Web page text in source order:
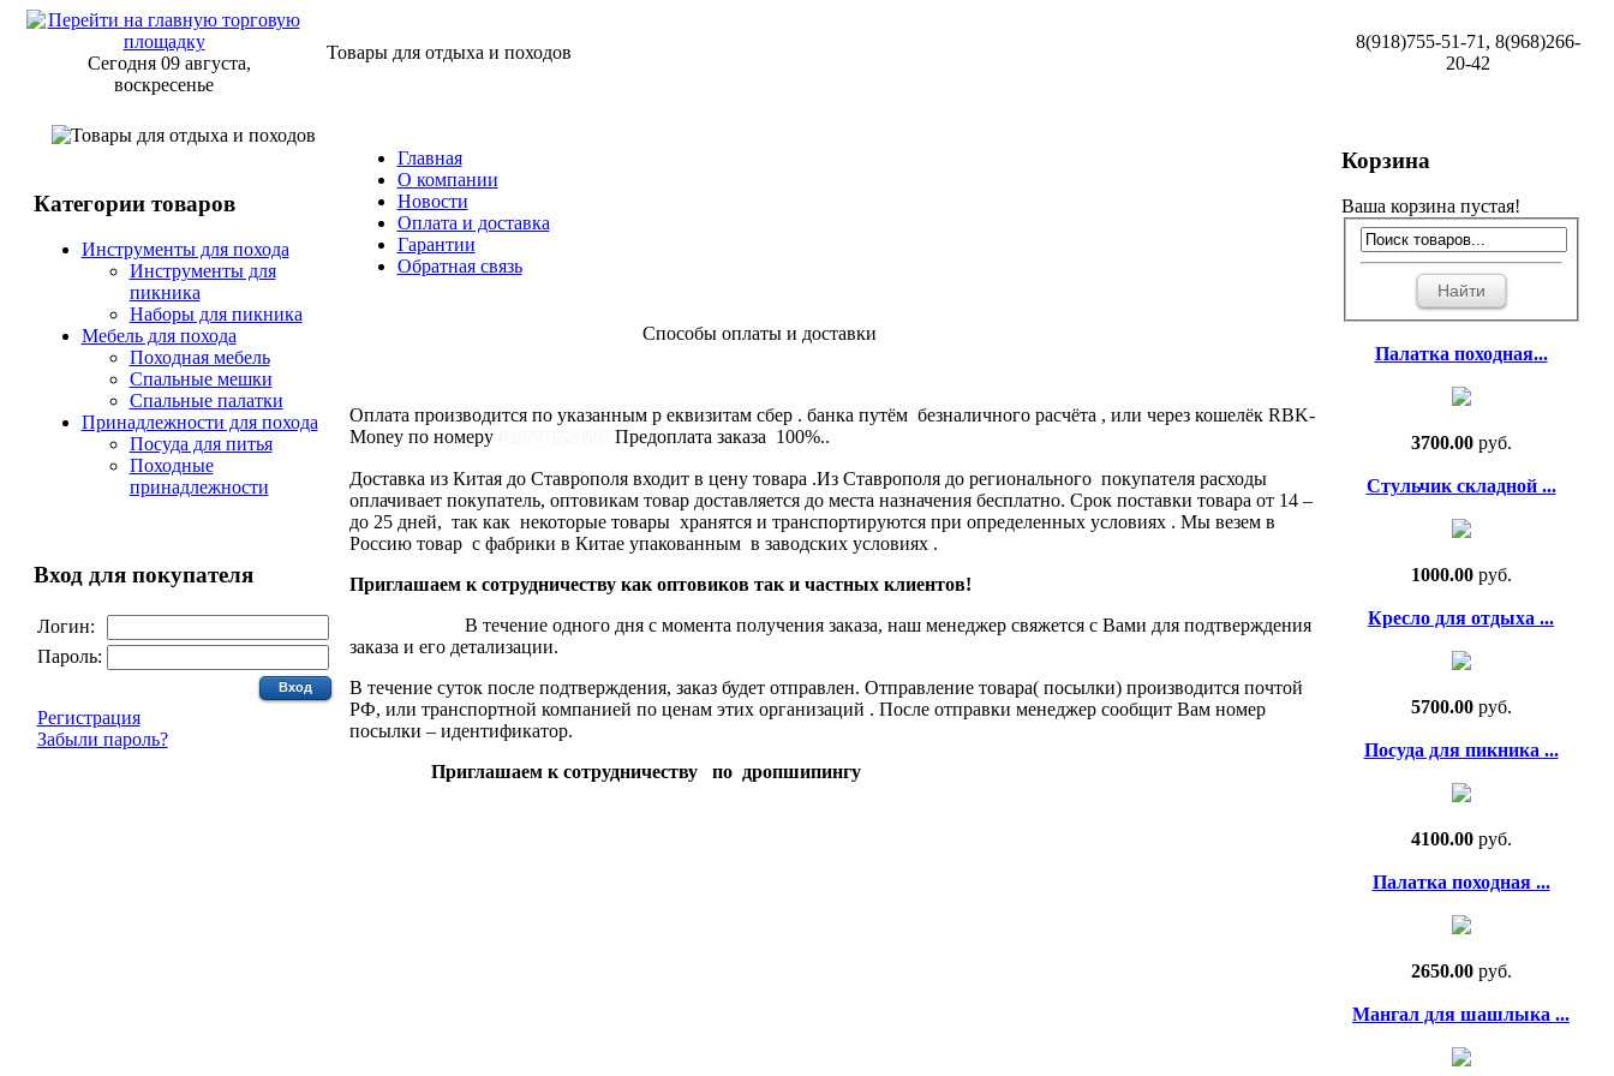
Сегодня 09 августа,
воскресенье
Товары для отдыха и походов
8(918)755-51-71, 8(968)266-
20-42
Категории товаров
Инструменты для похода
Инструменты для
пикника
Наборы для пикника
Мебель для похода
Походная мебель
Спальные мешки
Спальные палатки
Принадлежности для похода
Посуда для питья
Походные
принадлежности
Вход для покупателя
Логин:
Пароль:
Регистрация
Забыли пароль?
Главная
О компании
Новости
Оплата и доставка
Гарантии
Обратная связь
Способы оплаты и доставки
Оплата производится по указанным р еквизитам сбер . банка путём безналичного расчёта , или через кошелёк RBK-
Money по номеру
Предоплата заказа 100%..
Доставка из Китая до Ставрополя входит в цену товара .Из Ставрополя до регионального покупателя расходы
оплачивает покупатель, оптовикам товар доставляется до места назначения бесплатно. Срок поставки товара от 14 –
до 25 дней, так как некоторые товары хранятся и транспортируются при определенных условиях . Мы везем в
Россию товар с фабрики в Китае упакованным в заводских условиях .
Приглашаем к сотрудничеству как оптовиков так и частных клиентов!
В течение одного дня с момента получения заказа, наш менеджер свяжется с Вами для подтверждения
заказа и его детализации.
В течение суток после подтверждения, заказ будет отправлен. Отправление товара( посылки) производится почтой
РФ, или транспортной компанией по ценам этих организаций . После отправки менеджер сообщит Вам номер
посылки – идентификатор.
Приглашаем к сотрудничеству
по дропшипингу
Корзина
Ваша корзина пустая!
Палатка походная...
3700.00руб.
Стульчик складной ...
1000.00руб.
Кресло для отдыха ...
5700.00руб.
Посуда для пикника ...
4100.00руб.
Палатка походная ...
2650.00руб.
Мангал для шашлыка ...